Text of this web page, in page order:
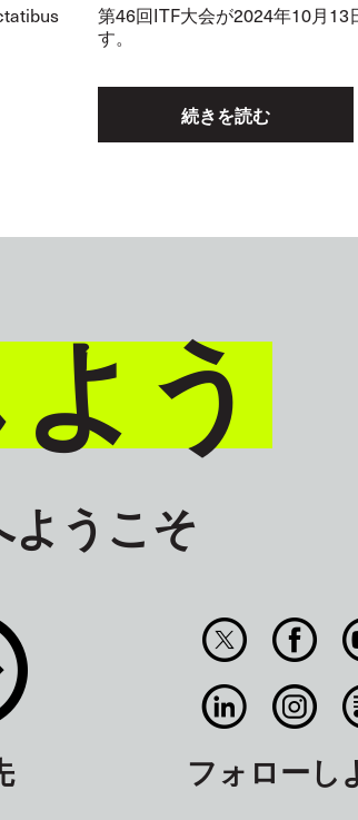
第46回ITF大会が2024年10月13
す。
続きを読む
う
うこそ
フォローし